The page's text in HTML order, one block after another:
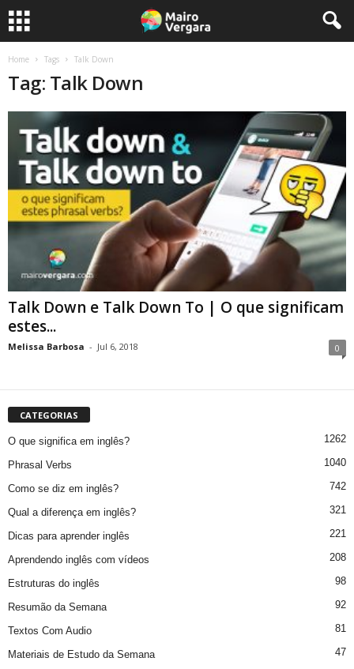
Home Tags Talk Down
Tag: Talk Down
Talk Down e Talk Down To | O que significam
estes...
Melissa Barbosa - Jul 6, 2018 0
CATEGORIAS
O que significa em inglês? 1262
Phrasal Verbs 1040
Como se diz em inglês? 742
Qual a diferença em inglês? 321
Dicas para aprender inglês 221
Aprendendo inglês com vídeos 208
Estruturas do inglês 98
Resumão da Semana 92
Textos Com Audio 81
Materiais de Estudo da Semana 47